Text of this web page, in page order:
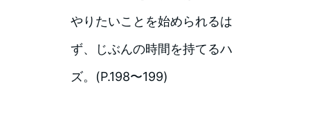
やりたいことを始められるは
ず、じぶんの時間を持てるハ
ズ。(P.198〜199)